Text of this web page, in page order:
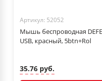
Артикул: 52052
Мышь беспроводная
USB, красный, 5btn+Rol
35.76 руб.